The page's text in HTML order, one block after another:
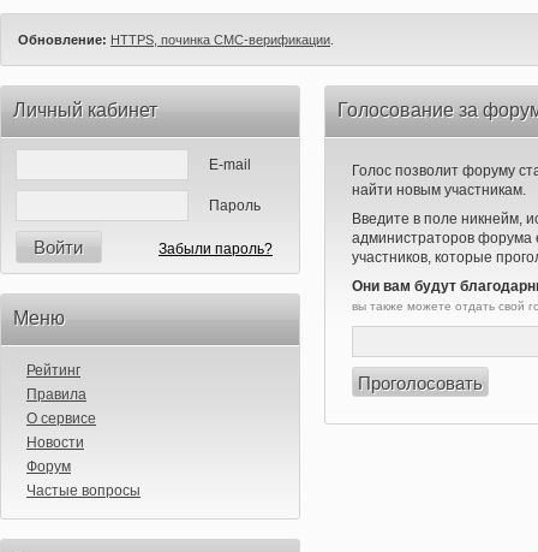
Обновление: HTTPS, починка СМС-верификации
Личный кабинет
E-mail
Пароль
Войти Забыли пароль?
Меню
Рейтинг
Правила
О сервисе
Новости
Форум
Частые вопросы
Голосование за
Голос позволит форуму
найти новым участникам.
Введите в поле никнейм,
администраторов форума
участников, которые
Они вам будут
вы также можете отдать свой